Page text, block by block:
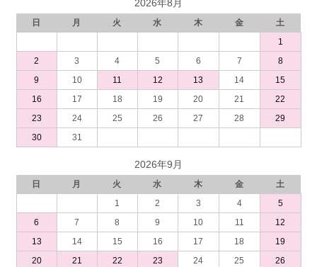
2026年8月
日 月 火 水 木 金
土
1
2
3 4 5 6 7
8
9
10 11 12 13 14
15
16
17 18 19 20 21
22
23
24 25 26 27 28
29
30
31
2026年9月
日 月 火 水 木 金
土
1
2 3 4
5
6
7 8 9 10 11
12
13
14 15 16 17 18
19
20
21 22 23 24 25
26